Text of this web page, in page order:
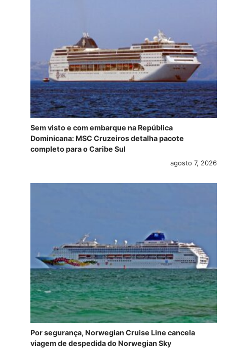
Sem visto e com embarque na República
Dominicana: MSC Cruzeiros detalha pacote
completo para o Caribe Sul
agosto 7, 2026
Por segurança, Norwegian Cruise Line cancela
viagem de despedida do Norwegian Sky